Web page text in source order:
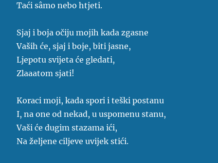
Taći sâmo nebo htjeti.
Sjaj i boja očiju mojih kada zgasne
Vaših će, sjaj i boje, biti jasne,
Ljepotu svijeta će gledati,
Zlaaatom sjati!
Koraci moji, kada spori i teški postanu
I, na one od nekad, u uspomenu stanu,
Vaši će dugim stazama ići,
Na željene ciljeve uvijek stići.